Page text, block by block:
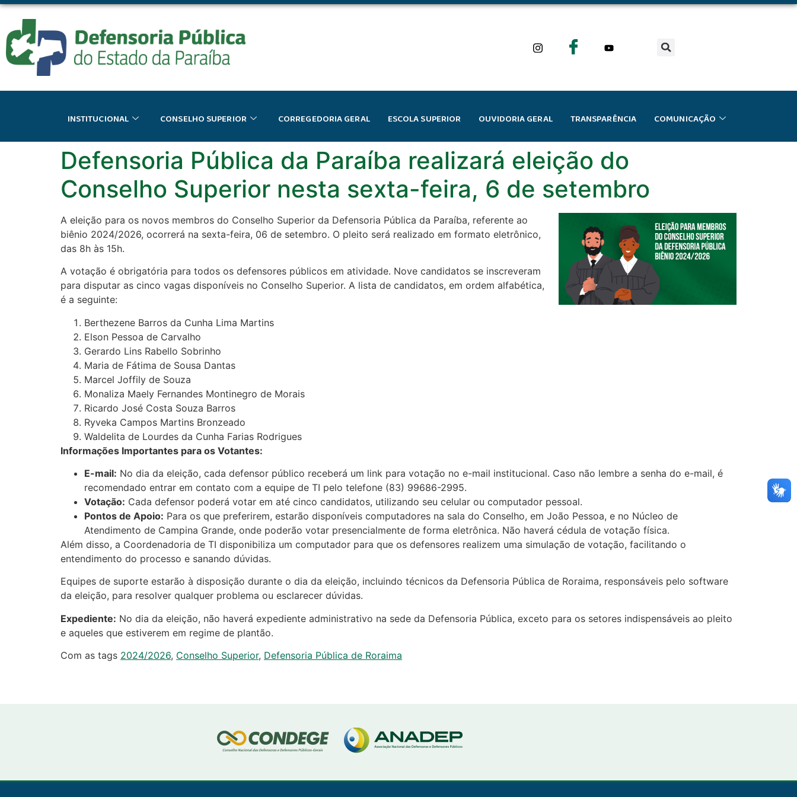
INSTITUCIONAL CONSELHO SUPERIOR CORREGEDORIA GERAL ESCOLA SUPERIOR OUVIDORIA GERAL TRANSPARÊNCIA COMUNICAÇÃO
Defensoria Pública da Paraíba realizará eleição do
Conselho Superior nesta sexta-feira, 6 de setembro
A eleição para os novos membros do Conselho Superior da Defensoria Pública da Paraíba, referente ao
biênio 2024/2026, ocorrerá na sexta-feira, 06 de setembro. O pleito será realizado em formato eletrônico,
das 8h às 15h.
A votação é obrigatória para todos os defensores públicos em atividade. Nove candidatos se inscreveram
para disputar as cinco vagas disponíveis no Conselho Superior. A lista de candidatos, em ordem alfabética,
é a seguinte:
Berthezene Barros da Cunha Lima Martins
Elson Pessoa de Carvalho
Gerardo Lins Rabello Sobrinho
Maria de Fátima de Sousa Dantas
Marcel Joffily de Souza
Monaliza Maely Fernandes Montinegro de Morais
Ricardo José Costa Souza Barros
Ryveka Campos Martins Bronzeado
Waldelita de Lourdes da Cunha Farias Rodrigues
Informações Importantes para os Votantes:
E-mail: No dia da eleição, cada defensor público receberá um link para votação no e-mail institucional. Caso não lembre a senha do e-mail, é
recomendado entrar em contato com a equipe de TI pelo telefone (83) 99686-2995.
Votação: Cada defensor poderá votar em até cinco candidatos, utilizando seu celular ou computador pessoal.
Pontos de Apoio: Para os que preferirem, estarão disponíveis computadores na sala do Conselho, em João Pessoa, e no Núcleo de
Atendimento de Campina Grande, onde poderão votar presencialmente de forma eletrônica. Não haverá cédula de votação física.
Além disso, a Coordenadoria de TI disponibiliza um computador para que os defensores realizem uma simulação de votação, facilitando o
entendimento do processo e sanando dúvidas.
Equipes de suporte estarão à disposição durante o dia da eleição, incluindo técnicos da Defensoria Pública de Roraima, responsáveis pelo software
da eleição, para resolver qualquer problema ou esclarecer dúvidas.
Expediente: No dia da eleição, não haverá expediente administrativo na sede da Defensoria Pública, exceto para os setores indispensáveis ao pleito
e aqueles que estiverem em regime de plantão.
Com as tags 2024/2026, Conselho Superior, Defensoria Pública de Roraima